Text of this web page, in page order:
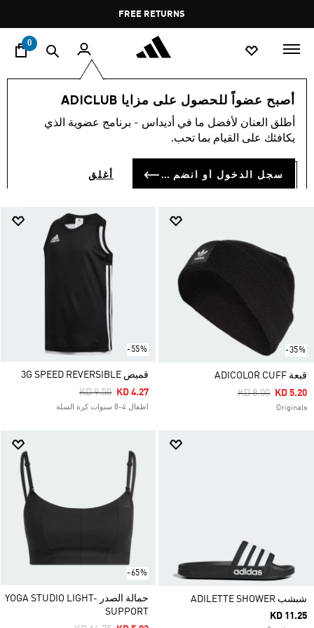
Pause
promotion
rotation
FREE RETURNS
0
أصبح عضواً للحصول على مزايا ADICLUB
أطلق العنان لأفضل ما في أديداس - برنامج عضوية الذي
يكافئك على القيام بما تحب.
سجل الدخول أو انضم الآن أغلق
حملات Welcome Offer
WELCOME OFFER (10)
-35%
قبعة ADICOLOR CUFF
Price Reduced
KD 8.00ToKD 5.20
Originals
-55%
قميص 3G SPEED REVERSIBLE
Price Reduced From
KD 9.50ToKD 4.27
اطفال 4-8 سنوات كرة السلة
شبشب ADILETTE SHOWER
KD 11.25
-65%
حمالة الصدر YOGA STUDIO LIGHT-
SUPPORT